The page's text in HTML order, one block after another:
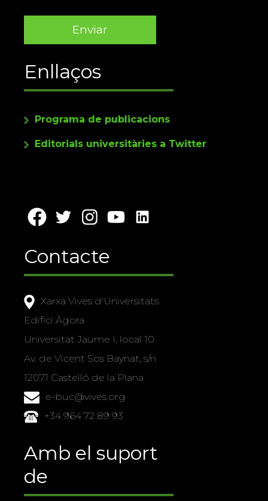
Enllaços
Programa de publicacions
Editorials universitàries a Twitter
Contacte
Xarxa Vives d'Universitats
Edifici Àgora
Universitat Jaume I, local 10
Av. de Vicent Sos Baynat, s/n
12071 Castelló de la Plana
e-buc@vives.org
+34 964 72 89 93
Amb el suport
de